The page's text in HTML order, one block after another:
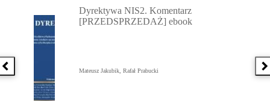
Poprzednia książka
Dyrektywa NIS2. Komentarz
[PRZEDSPRZEDAŻ] ebook
Mateusz Jakubik, Rafał Prabucki